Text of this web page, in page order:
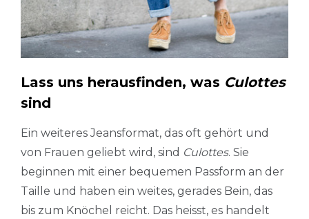
Lass uns herausfinden, was Culottes
sind
Ein weiteres Jeansformat, das oft gehört und
von Frauen geliebt wird, sind Culottes. Sie
beginnen mit einer bequemen Passform an der
Taille und haben ein weites, gerades Bein, das
bis zum Knöchel reicht. Das heisst, es handelt